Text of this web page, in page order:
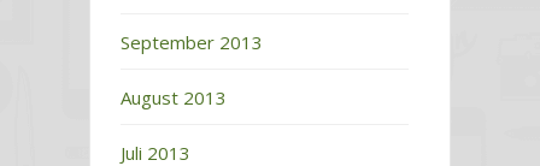
September 2013
August 2013
Juli 2013